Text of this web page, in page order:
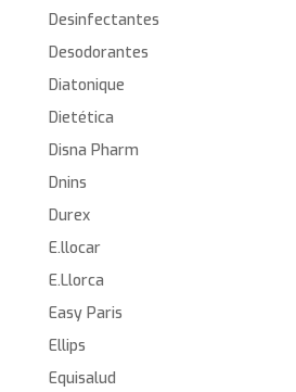
Desinfectantes
Desodorantes
Diatonique
Dietética
Disna Pharm
Dnins
Durex
E.llocar
E.Llorca
Easy Paris
Ellips
Equisalud